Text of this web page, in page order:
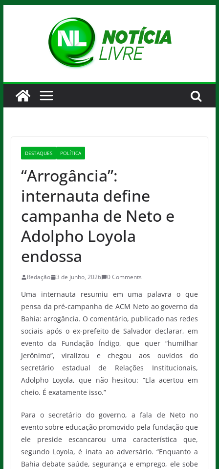
DESTAQUES POLÍTICA
“Arrogância”:
internauta define
campanha de Neto e
Adolpho Loyola
endossa
Redação 3 de junho, 2026 0 Comments
Uma internauta resumiu em uma palavra o que
pensa da pré-campanha de ACM Neto ao governo da
Bahia: arrogância. O comentário, publicado nas redes
sociais após o ex-prefeito de Salvador declarar, em
evento da Fundação Índigo, que quer “humilhar
Jerônimo”, viralizou e chegou aos ouvidos do
secretário estadual de Relações Institucionais,
Adolpho Loyola, que não hesitou: “Ela acertou em
cheio. É exatamente isso.”
Para o secretário do governo, a fala de Neto no
evento sobre educação promovido pela fundação que
ele preside escancarou uma característica que,
segundo Loyola, é inata ao adversário. “Enquanto a
Bahia debate saúde, segurança e emprego, ele sobe